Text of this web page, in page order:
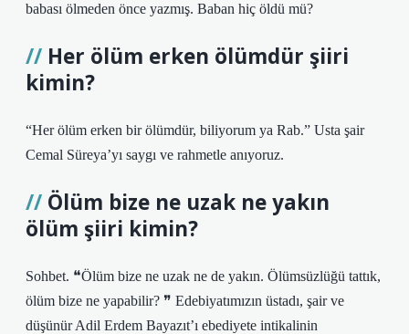
babası ölmeden önce yazmış. Baban hiç öldü mü?
Her ölüm erken ölümdür şiiri
kimin?
“Her ölüm erken bir ölümdür, biliyorum ya Rab.” Usta şair
Cemal Süreya’yı saygı ve rahmetle anıyoruz.
Ölüm bize ne uzak ne yakın
ölüm şiiri kimin?
Sohbet. ❝Ölüm bize ne uzak ne de yakın. Ölümsüzlüğü tattık,
ölüm bize ne yapabilir? ❞ Edebiyatımızın üstadı, şair ve
düşünür Adil Erdem Bayazıt’ı ebediyete intikalinin